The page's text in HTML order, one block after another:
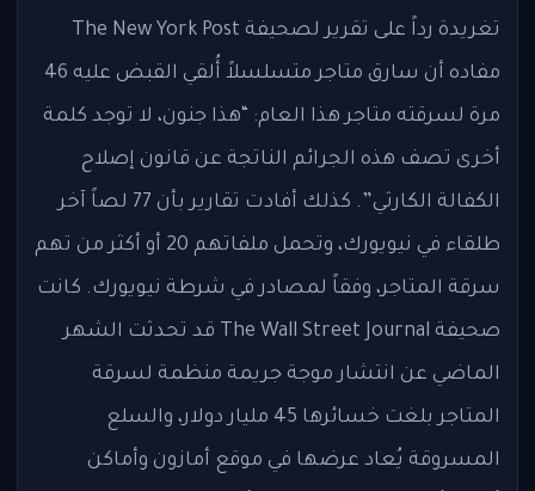
تغريدة رداً على تقرير لصحيفة The New York Post
مفاده أن سارق متاجر متسلسلاً أُلقي القبض عليه 46
مرة لسرقته متاجر هذا العام: “هذا جنون، لا توجد كلمة
أخرى تصف هذه الجرائم الناتجة عن قانون إصلاح
الكفالة الكارثي”. كذلك أفادت تقارير بأن 77 لصاً آخر
طلقاء في نيويورك، وتحمل ملفاتهم 20 أو أكثر من تهم
سرقة المتاجر، وفقاً لمصادر في شرطة نيويورك. كانت
صحيفة The Wall Street Journal قد تحدثت الشهر
الماضي عن انتشار موجة جريمة منظمة لسرقة
المتاجر بلغت خسائرها 45 مليار دولار، والسلع
المسروقة يُعاد عرضها في موقع أمازون وأماكن